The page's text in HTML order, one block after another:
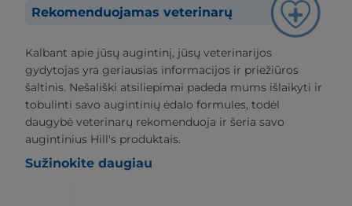
Rekomenduojamas veterinarų
Kalbant apie jūsų augintinį, jūsų veterinarijos
gydytojas yra geriausias informacijos ir priežiūros
šaltinis. Nešališki atsiliepimai padeda mums išlaikyti ir
tobulinti savo augintinių ėdalo formules, todėl
daugybė veterinarų rekomenduoja ir šeria savo
augintinius Hill's produktais.
Sužinokite daugiau